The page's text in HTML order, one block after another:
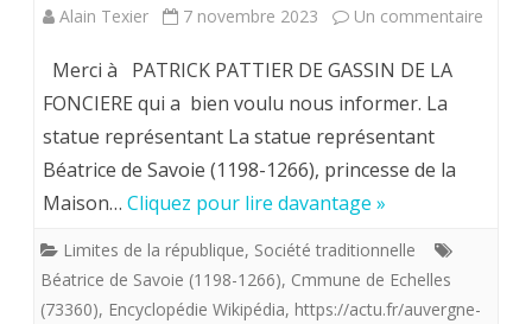
La
semeuse
figurant
de
Alain Texier 7 novembre 2023 Un commentaire
Merci à PATRICK PATTIER DE GASSIN DE LA
FONCIERE qui a bien voulu nous informer. La
statue représentant La statue représentant
Béatrice de Savoie (1198-1266), princesse de la
Maison… Cliquez pour lire davantage »
Limites de la république, Société traditionnelle
Béatrice de Savoie (1198-1266), Cmmune de Echelles
(73360), Encyclopédie Wikipédia, https://actu.fr/auvergne-